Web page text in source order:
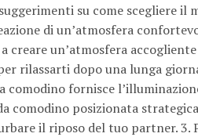
su come scegliere
di un’atmosfera
un’atmosfera
rilassarti dopo una lunga
comodino fornisce
comodino posizionata
il riposo del tuo partner. 3.